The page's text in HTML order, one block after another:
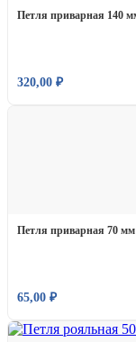
320,00 ₽
Петля приварная 70 мм
65,00 ₽